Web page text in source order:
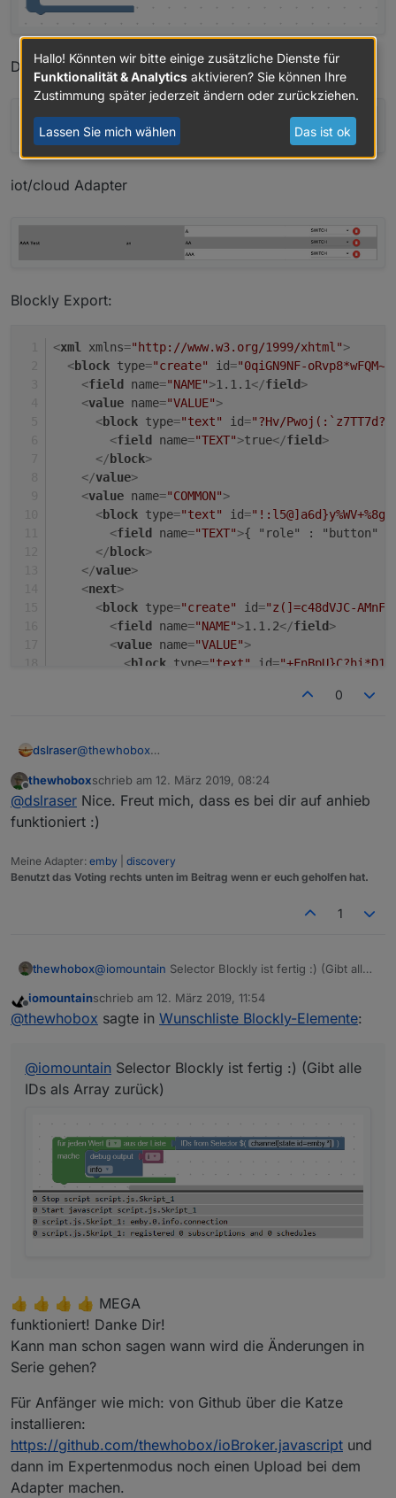
Datenpunkte
iot/cloud Adapter
Blockly Export:
<xml xmlns="http://www.w3.org/1999/xhtml">
<block type="create" id="0qiGN9NF-oRvp8*wFQM~"
<field name="NAME">1.1.1</field>
<value name="VALUE">
<block type="text" id="?Hv/
<field name="TEXT">true</field>
</ block>
</value>
<value name="COMMON">
<block type="text" id=
<field name="TEXT">{ "role" : "button" ,
</ block>
</value>
<next>
<block type="create" id="z(]=c48dVJC-
<field name="NAME">1.1.2</field>
<value name="VALUE">
<block type="text" id=
<block
field name="TEXT" >
</
block
<field
="VALUE"
"COMMON"
<block type= "text"
<field name ="TEXT">{ "role" :
</block >
</next>
</
next
>
</block>
xml>
0
dslraser@thewhobox
Blockly Export:
<xml xmlns="http://www.w3.org/1999/xhtml">
<block type="text" id="?Hv/
        <field name="TEXT">true</field>
    </value>
    <value name="COMMON">
<field name="TEXT">{ "role" :
      </block>
    </value>
    <next>
<block type="create" id="z(]=c48dVJC-
        <field name="NAME">1.1.2</field>
Offline
thewhoboxschrieb am 12. März 2019, 08:24
zuletzt editiert von
@dslraser Nice. Freut mich, dass es bei dir auf anhieb
funktioniert :)
Meine Adapter: emby
discovery
Benutzt das Voting rechts unten im Beitrag wenn er euch geholfen hat.
1
thewhobox@iomountain Selector Blockly ist fertig :) (Gibt alle
Offline
iomountainschrieb am 12. März 2019, 11:54
zuletzt editiert von
@thewhobox sagte in Wunschliste Blockly-Elemente:
@iomountain Selector Blockly ist fertig :) (Gibt alle
IDs als Array zurück)
👍 👍 👍 👍 MEGA
funktioniert! Danke Dir!
Kann man schon sagen wann wird die Änderungen in
Serie gehen?
Für Anfänger wie mich: von Github über die Katze
installieren:
https://github.com/thewhobox/ioBroker.javascript und
dann im Expertenmodus noch einen Upload bei dem
Adapter machen.
Hallo! Könnten wir bitte einige zusätzliche Dienste für
Funktionalität & Analytics aktivieren? Sie können Ihre
Zustimmung später jederzeit ändern oder zurückziehen.
Lassen Sie mich wählen Das ist ok